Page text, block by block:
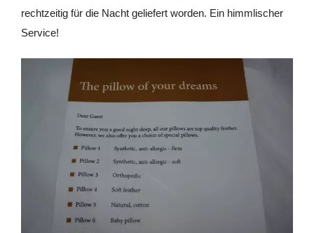
rechtzeitig für die Nacht geliefert worden. Ein himmlischer
Service!